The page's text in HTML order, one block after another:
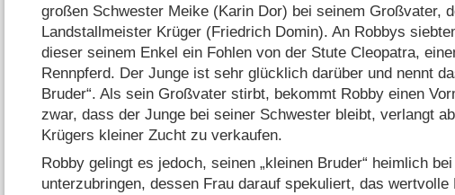
großen Schwester Meike (Karin Dor) bei seinem Großvater,
Landstallmeister Krüger (Friedrich Domin). An Robbys
dieser seinem Enkel ein Fohlen von der Stute Cleopatra,
Rennpferd. Der Junge ist sehr glücklich darüber und nennt
Bruder“. Als sein Großvater stirbt, bekommt Robby einen
zwar, dass der Junge bei seiner Schwester bleibt, verlangt
Krügers kleiner Zucht zu verkaufen.
Robby gelingt es jedoch, seinen „kleinen Bruder“ heimlich
unterzubringen, dessen Frau darauf spekuliert, das wertvolle